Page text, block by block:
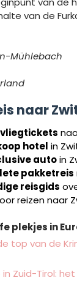
van de
Mühlebach
naar
hotel in
autoin
pakketreis
reisgids
reizen naar Z
plekjes in
top van de
Zuid-Tirol: